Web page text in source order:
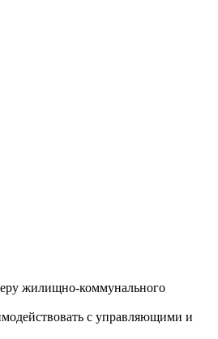
жилищно-коммунального
с управляющими и